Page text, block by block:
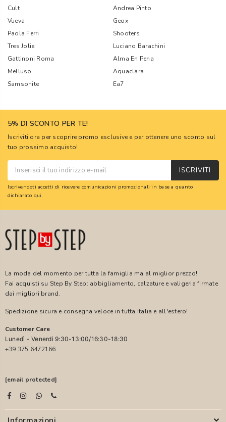
Cult
Andrea Pinto
Vueva
Geox
Paola Ferri
Shooters
Tres Jolie
Luciano Barachini
Gattinoni Roma
Alma En Pena
Melluso
Aquaclara
Samsonite
Ea7
5% DI SCONTO PER TE!
Iscriviti ora per scoprire promo esclusive e per ottenere uno sconto sul
tuo prossimo acquisto!
ISCRIVITI
Iscrivendoti accetti di ricevere comunicazioni promozionali in base a quanto
dichiarato qui.
La moda del momento per tutta la famiglia ma al miglior prezzo!
Fai acquisti su Step By Step: abbigliamento, calzature e valigeria firmate
dai migliori brand.
Spedizione sicura e consegna veloce in tutta Italia e all'estero!
Customer Care
Lunedì - Venerdì 9:30-13:00/16:30-18:30
+39 375 6472166
[email protected]